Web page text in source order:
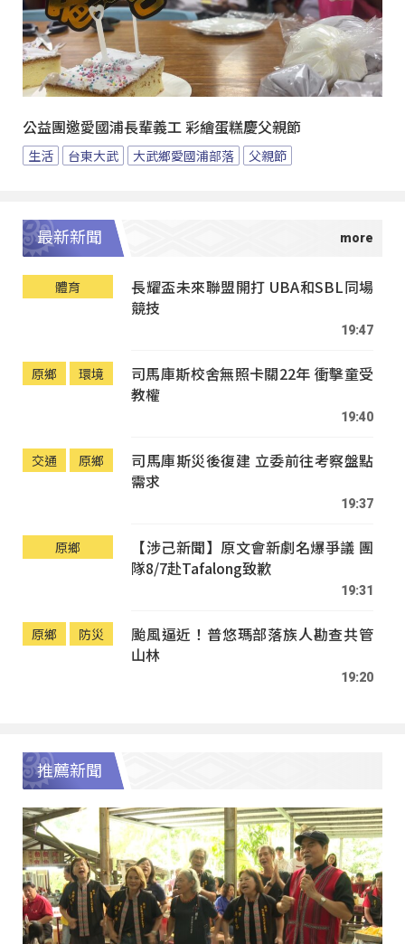
公益團邀愛國浦長輩義工 彩繪蛋糕慶父親節
生活 台東大武 大武鄉愛國浦部落 父親節
最新新聞
體育
長耀盃未來聯盟開打 UBA和SBL同場
競技
19:47
原鄉 環境
司馬庫斯校舍無照卡關22年 衝擊童受
教權
19:40
交通 原鄉
司馬庫斯災後復建 立委前往考察盤點
需求
19:37
原鄉
【涉己新聞】原文會新劇名爆爭議 團
隊8/7赴Tafalong致歉
19:31
原鄉 防災
颱風逼近！普悠瑪部落族人勘查共管
山林
19:20
推薦新聞